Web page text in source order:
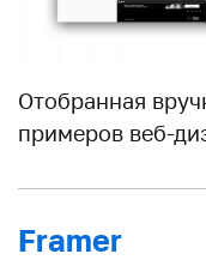
Отобранная
примеров веб-
Framer